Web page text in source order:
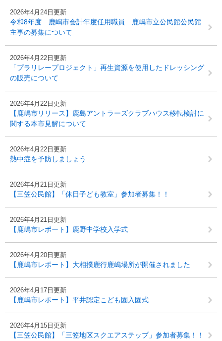
2026年4月24日更新
令和8年度 鹿嶋市会計年度任用職員 鹿嶋市立公民館公民館
主事の募集について
2026年4月22日更新
「プラリレープロジェクト」再生資源を使用したドレッシング
の販売について
2026年4月22日更新
【鹿嶋市リリース】鹿島アントラーズクラブハウス移転検討に
関する本市見解について
2026年4月22日更新
熱中症を予防しましょう
2026年4月21日更新
【三笠公民館】「休日子ども教室」参加者募集！！
2026年4月21日更新
【鹿嶋市レポート】鹿野中学校入学式
2026年4月20日更新
【鹿嶋市レポート】大相撲鹿行鹿嶋場所が開催されました
2026年4月17日更新
【鹿嶋市レポート】平井認定こども園入園式
2026年4月15日更新
【三笠公民館】「三笠地区スクエアステップ」参加者募集！！